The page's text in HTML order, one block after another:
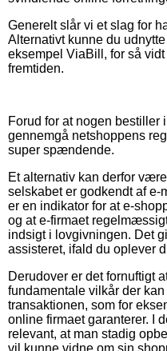
Generelt slår vi et slag for
Alternativt kunne du
eksempel ViaBill, for så
fremtiden.
Forud for at nogen bestiller
gennemgå netshoppens
super spændende.
Et alternativ kan derfor
selskabet er godkendt af
er en indikator for at e-
og at e-firmaet
indsigt i lovgivningen. Det
assisteret, ifald du oplever
Derudover er det fornuftigt
fundamentale vilkår der
transaktionen, som for
online firmaet garanterer. I
relevant, at man stadig
vil kunne vidne om sin